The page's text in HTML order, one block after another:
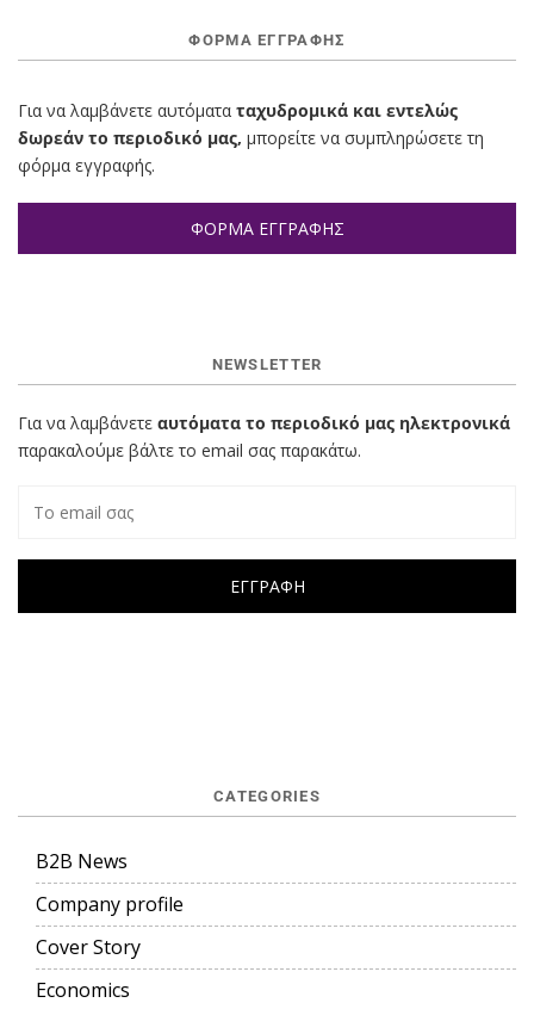
ΦΌΡΜΑ ΕΓΓΡΑΦΉΣ
Για να λαμβάνετε αυτόματα ταχυδρομικά και εντελώς
δωρεάν το περιοδικό μας, μπορείτε να συμπληρώσετε τη
φόρμα εγγραφής.
ΦΟΡΜΑ ΕΓΓΡΑΦΗΣ
NEWSLETTER
Για να λαμβάνετε αυτόματα το περιοδικό μας ηλεκτρονικά
παρακαλούμε βάλτε το email σας παρακάτω.
CATEGORIES
B2B News
Company profile
Cover Story
Economics